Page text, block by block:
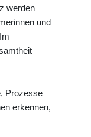
werden
und
Prozesse
erkennen,